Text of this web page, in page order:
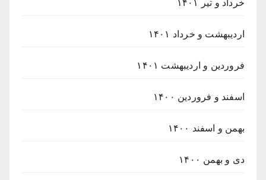
خرداد و تیر ۱۴۰۱
اردیبهشت و خرداد ۱۴۰۱
فروردین و اردیبهشت ۱۴۰۱
اسفند و فروردین ۱۴۰۰
بهمن و اسفند ۱۴۰۰
دی و بهمن ۱۴۰۰